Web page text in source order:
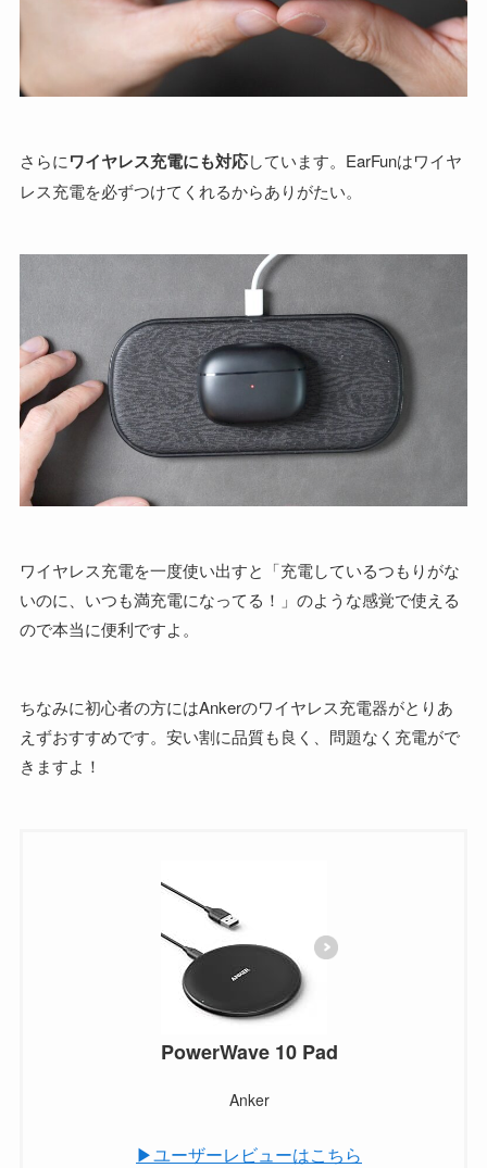
さらにワイヤレス充電にも対応しています。EarFunはワイヤ
レス充電を必ずつけてくれるからありがたい。
ワイヤレス充電を一度使い出すと「充電しているつもりがな
いのに、いつも満充電になってる！」のような感覚で使える
ので本当に便利ですよ。
ちなみに初心者の方にはAnkerのワイヤレス充電器がとりあ
えずおすすめです。安い割に品質も良く、問題なく充電がで
きますよ！
PowerWave 10 Pad
Anker
▶ユーザーレビューはこちら